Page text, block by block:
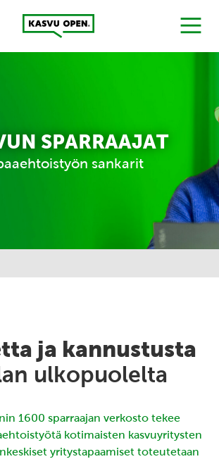
Kasvu Open
MENU
SPARRAAJAT
sankarit
ja kannustusta
ulkopuolelta
1600 sparraajan verkosto tekee
kotimaisten kasvuyritysten
yritystapaamiset toteutetaan